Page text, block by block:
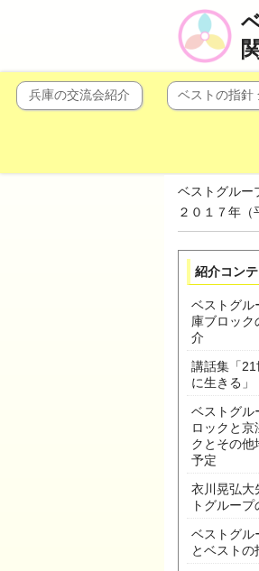
兵庫の交流会紹介 ベストの指針
ベストグルー
２０１７年
紹介コン
ベストグル
庫ブロック
介
講話集「
に生きる」
ベストグル
ロックと京
クとその他
予定
衣川晃弘大
トグルー
ベストグル
とベストの